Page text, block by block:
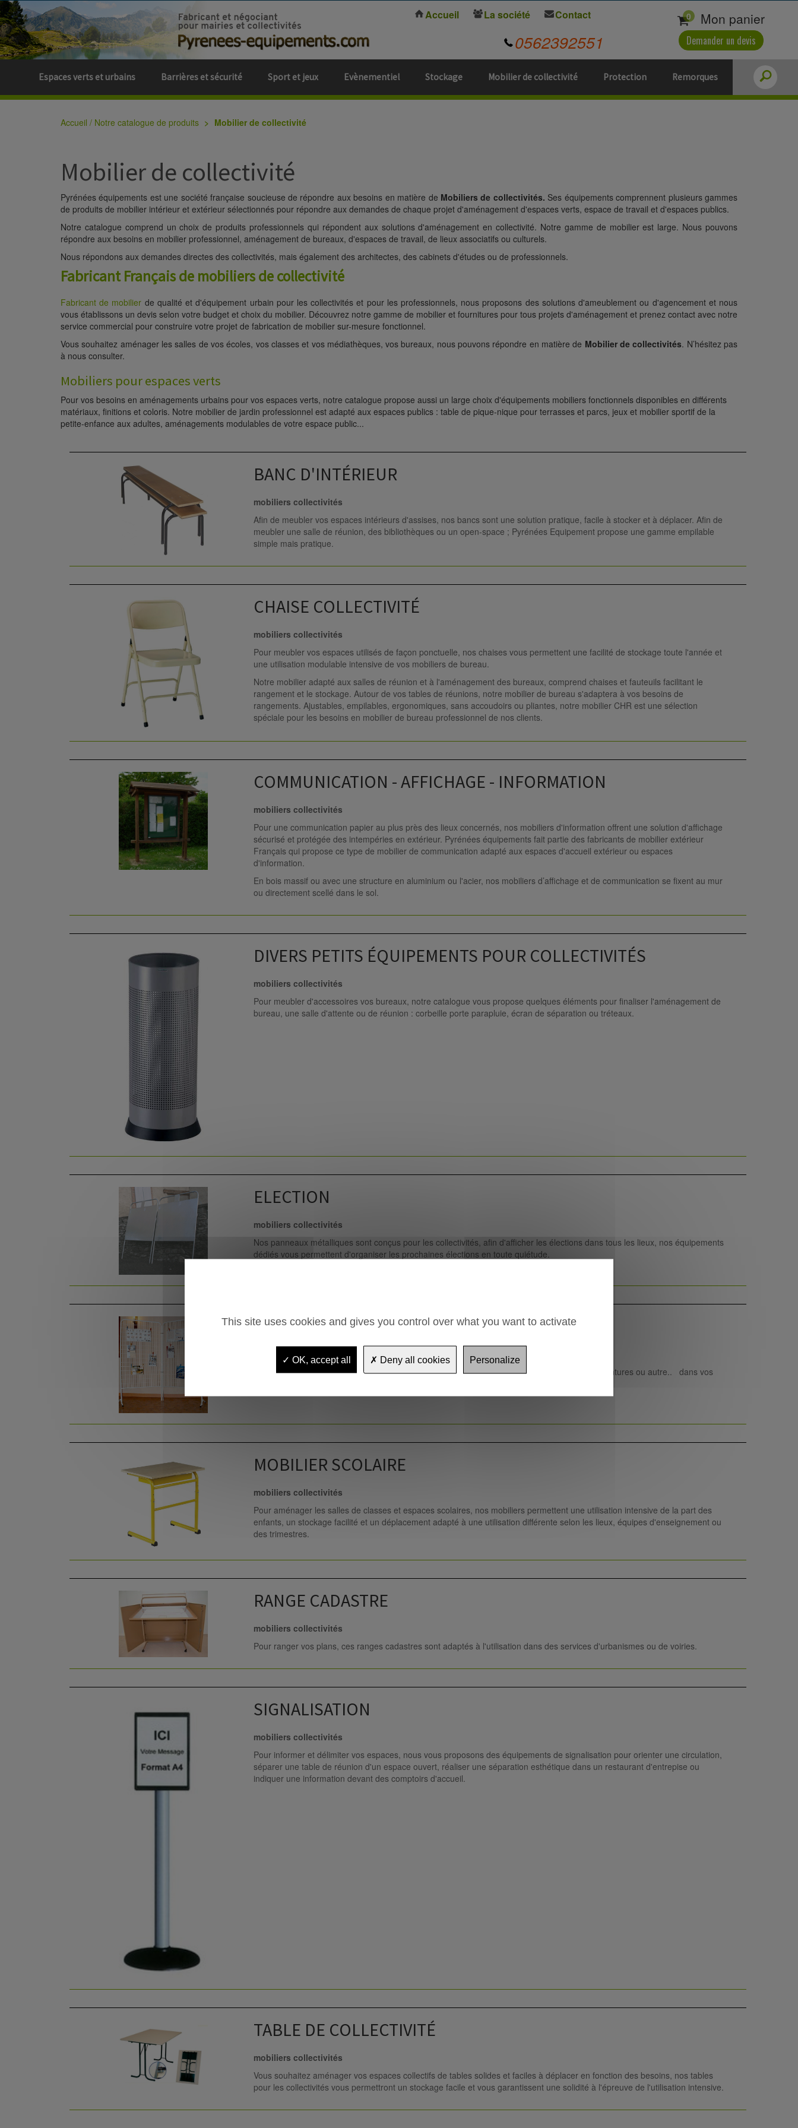
Espaces verts et urbains Barrières et sécurité Sport et jeux Evènementiel Stockage Mobilier de collectivité Protection Remorques
Accueil La société Contact
0562392551
0 Mon panier
Demander un devis
Accueil / Notre catalogue de produits Mobilier de collectivité
Mobilier de collectivité
Pyrénées équipements est une société française soucieuse de répondre aux besoins en matière de Mobiliers de collectivités. Ses équipements comprennent plusieurs gammes
de produits de mobilier intérieur et extérieur sélectionnés pour répondre aux demandes de chaque projet d'aménagement d'espaces verts, espace de travail et d'espaces publics.
Notre catalogue comprend un choix de produits professionnels qui répondent aux solutions d'aménagement en collectivité. Notre gamme de mobilier est large. Nous pouvons
répondre aux besoins en mobilier professionnel, aménagement de bureaux, d'espaces de travail, de lieux associatifs ou culturels.
Nous répondons aux demandes directes des collectivités, mais également des architectes, des cabinets d'études ou de professionnels.
Fabricant Français de mobiliers de collectivité
Fabricant de mobilier de qualité et d'équipement urbain pour les collectivités et pour les professionnels, nous proposons des solutions d'ameublement ou d'agencement et nous
vous établissons un devis selon votre budget et choix du mobilier. Découvrez notre gamme de mobilier et fournitures pour tous projets d'aménagement et prenez contact avec notre
service commercial pour construire votre projet de fabrication de mobilier sur-mesure fonctionnel.
Vous souhaitez aménager les salles de vos écoles, vos classes et vos médiathèques, vos bureaux, nous pouvons répondre en matière de Mobilier de collectivités. N’hésitez pas
à nous consulter.
Mobiliers pour espaces verts
Pour vos besoins en aménagements urbains pour vos espaces verts, notre catalogue propose aussi un large choix d'équipements mobiliers fonctionnels disponibles en différents
matériaux, finitions et coloris. Notre mobilier de jardin professionnel est adapté aux espaces publics : table de pique-nique pour terrasses et parcs, jeux et mobilier sportif de la
petite-enfance aux adultes, aménagements modulables de votre espace public...
BANC D'INTÉRIEUR
mobiliers collectivités
Afin de meubler vos espaces intérieurs d'assises, nos bancs sont une solution pratique, facile à stocker et à déplacer. Afin de
meubler une salle de réunion, des bibliothèques ou un open-space ; Pyrénées Equipement propose une gamme empilable
simple mais pratique.
CHAISE COLLECTIVITÉ
mobiliers collectivités
Pour meubler vos espaces utilisés de façon ponctuelle, nos chaises vous permettent une facilité de stockage toute l'année et
une utilisation modulable intensive de vos mobiliers de bureau.
Notre mobilier adapté aux salles de réunion et à l'aménagement des bureaux, comprend chaises et fauteuils facilitant le
rangement et le stockage. Autour de vos tables de réunions, notre mobilier de bureau s'adaptera à vos besoins de
rangements. Ajustables, empilables, ergonomiques, sans accoudoirs ou pliantes, notre mobilier CHR est une sélection
spéciale pour les besoins en mobilier de bureau professionnel de nos clients.
COMMUNICATION - AFFICHAGE - INFORMATION
mobiliers collectivités
Pour une communication papier au plus près des lieux concernés, nos mobiliers d'information offrent une solution d'affichage
sécurisé et protégée des intempéries en extérieur. Pyrénées équipements fait partie des fabricants de mobilier extérieur
Français qui propose ce type de mobilier de communication adapté aux espaces d'accueil extérieur ou espaces
d'information.
En bois massif ou avec une structure en aluminium ou l'acier, nos mobiliers d’affichage et de communication se fixent au mur
ou directement scellé dans le sol.
DIVERS PETITS ÉQUIPEMENTS POUR COLLECTIVITÉS
mobiliers collectivités
Pour meubler d'accessoires vos bureaux, notre catalogue vous propose quelques éléments pour finaliser l'aménagement de
bureau, une salle d'attente ou de réunion : corbeille porte parapluie, écran de séparation ou tréteaux.
ELECTION
mobiliers collectivités
Nos panneaux métalliques sont conçus pour les collectivités, afin d'afficher les élections dans tous les lieux, nos équipements
dédiés vous permettent d'organiser les prochaines élections en toute quiétude.
EXPOSITION
mobiliers collectivités
Ce matériel d'affichage permet d'aménager vos expositions de supports papiers, photos ou peintures ou autre.. dans vos
MOBILIER SCOLAIRE
mobiliers collectivités
Pour aménager les salles de classes et espaces scolaires, nos mobiliers permettent une utilisation intensive de la part des
enfants, un stockage facilité et un déplacement adapté à une utilisation différente selon les lieux, équipes d'enseignement ou
des trimestres.
RANGE CADASTRE
mobiliers collectivités
Pour ranger vos plans, ces ranges cadastres sont adaptés à l'utilisation dans des services d'urbanismes ou de voiries.
SIGNALISATION
mobiliers collectivités
Pour informer et délimiter vos espaces, nous vous proposons des équipements de signalisation pour orienter une circulation,
séparer une table de réunion d'un espace ouvert, réaliser une séparation esthétique dans un restaurant d'entrepise ou
indiquer une information devant des comptoirs d'accueil.
TABLE DE COLLECTIVITÉ
mobiliers collectivités
Vous souhaitez aménager vos espaces collectifs de tables solides et faciles à déplacer en fonction des besoins, nos tables
pour les collectivités vous permettront un stockage facile et vous garantissent une solidité à l'épreuve de l'utilisation intensive.
This site uses cookies and gives you control over what you want to activate
OK, accept all Deny all cookies Personalize